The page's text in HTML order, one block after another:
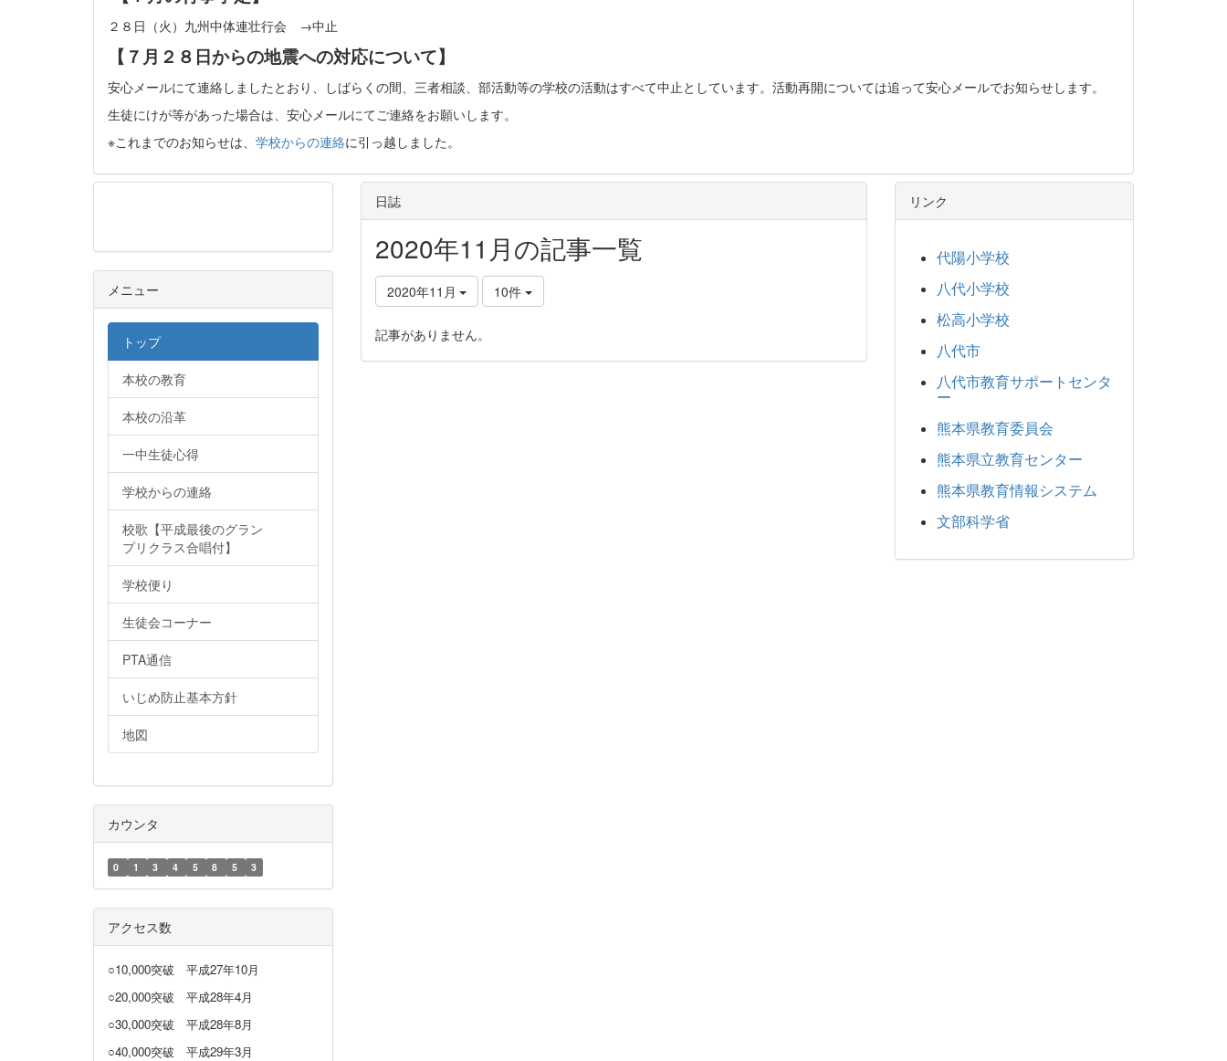
２８日（火）九州中体連壮行会 →中止
【７月２８日からの地震への対応について】
安心メールにて連絡しましたとおり、しばらくの間、三者相談、部活動等の学校の活動はすべて中止としています。活動再開については追って安心メールでお知らせします。
生徒にけが等があった場合は、安心メールにてご連絡をお願いします。
※これまでのお知らせは、 学校からの連絡に引っ越しました。
日誌
2020年11月の記事一覧
2020年11月 10件
記事がありません。
メニュー
トップ
本校の教育
本校の沿革
一中生徒心得
学校からの連絡
校歌【平成最後のグラン
プリクラス合唱付】
学校便り
生徒会コーナー
PTA通信
いじめ防止基本方針
地図
カウンタ
0 1 3 4 5 8 5 3
アクセス数
○10,000突破 平成27年10月
○20,000突破 平成28年4月
○30,000突破 平成28年8月
○40,000突破 平成29年3月
リンク
代陽小学校
八代小学校
松高小学校
八代市
八代市教育サポートセンタ
ー
熊本県教育委員会
熊本県立教育センター
熊本県教育情報システム
文部科学省